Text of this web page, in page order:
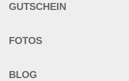
GUTSCHEIN
FOTOS
BLOG